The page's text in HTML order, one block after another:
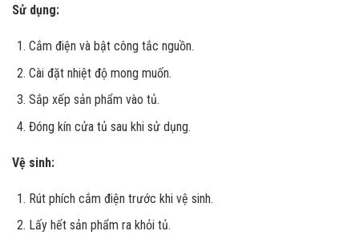
Sử dụng:
Cắm điện và bật công tắc nguồn.
Cài đặt nhiệt độ mong muốn.
Sắp xếp sản phẩm vào tủ.
Đóng kín cửa tủ sau khi sử dụng.
Vệ sinh:
Rút phích cắm điện trước khi vệ sinh.
Lấy hết sản phẩm ra khỏi tủ.